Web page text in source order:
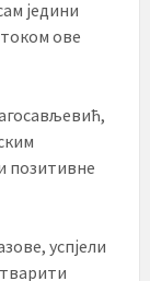
једини
ове
позитивне
успјели